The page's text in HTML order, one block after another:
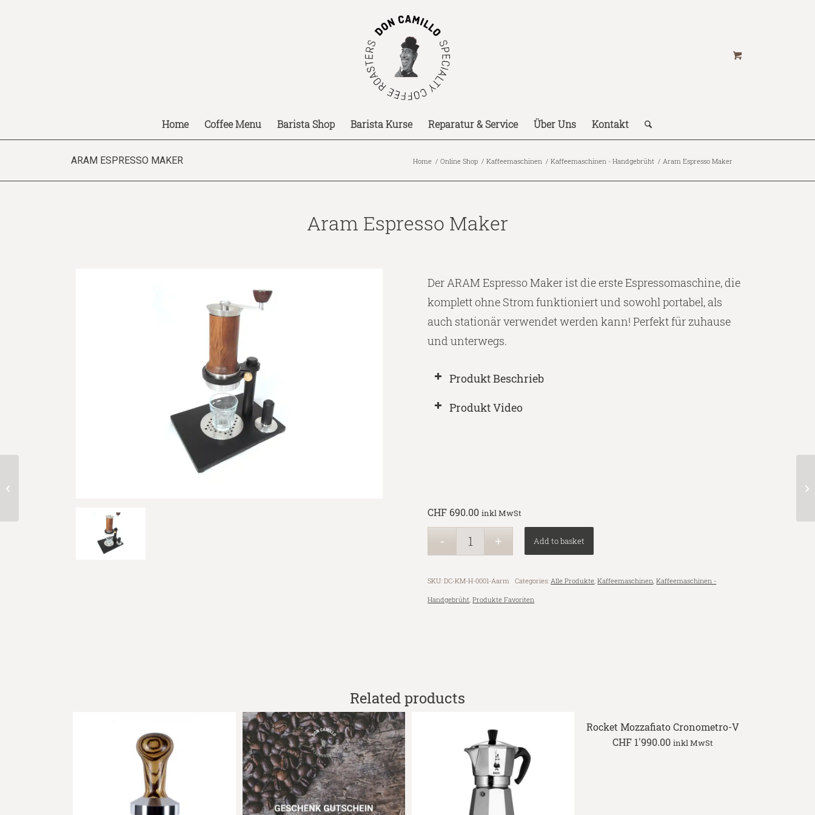
Home Coffee Menu Barista Shop Barista Kurse Reparatur & Service Über Uns Kontakt
ARAM ESPRESSO MAKER Home / Online Shop / Kaffeemaschinen / Kaffeemaschinen - Handgebrüht / Aram Espresso Maker
Aram Espresso Maker
Der ARAM Espresso Maker ist die erste Espressomaschine, die
komplett ohne Strom funktioniert und sowohl portabel, als
auch stationär verwendet werden kann! Perfekt für zuhause
und unterwegs.
Produkt Beschrieb
Produkt Video
CHF 690.00 inkl MwSt
Add to basket
SKU:DC-KM-H-0001-Aarm Categories: Alle Produkte ,Kaffeemaschinen ,Kaffeemaschinen -
Handgebrüht ,Produkte Favoriten
Related products
Rocket Mozzafiato Cronometro-V
CHF1'990.00 inkl MwSt